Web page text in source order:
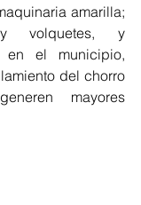
amarilla;
y volquetes, y
en el municipio,
del chorro
mayores